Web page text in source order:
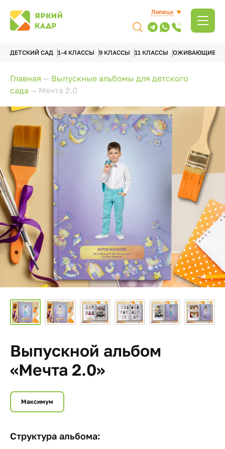
Липецк
ДЕТСКИЙ САД 1-4 КЛАССЫ 9 КЛАССЫ 11 КЛАССЫ ОЖИВАЮЩИЕ
Главная — Выпускные альбомы для детского
сада — Мечта 2.0
Выпускной альбом
«Мечта 2.0»
Максимум
Структура альбома: